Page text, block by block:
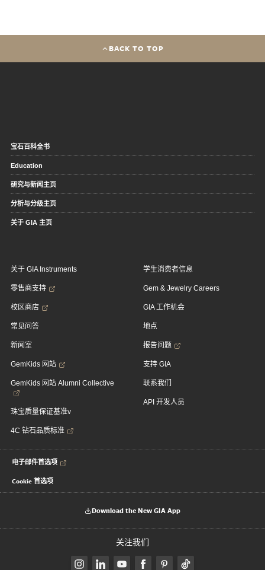
BACK TO TOP
宝石百科全书
Education
研究与新闻主页
分析与分级主页
关于 GIA 主页
关于 GIA Instruments
零售商支持
校区商店
常见问答
新闻室
GemKids 网站
GemKids 网站 Alumni Collective
珠宝质量保证基准v
4C 钻石品质标准
学生消费者信息
Gem & Jewelry Careers
GIA 工作机会
地点
报告问题
支持 GIA
联系我们
API 开发人员
电子邮件首选项
Cookie 首选项
Download the New GIA App
关注我们